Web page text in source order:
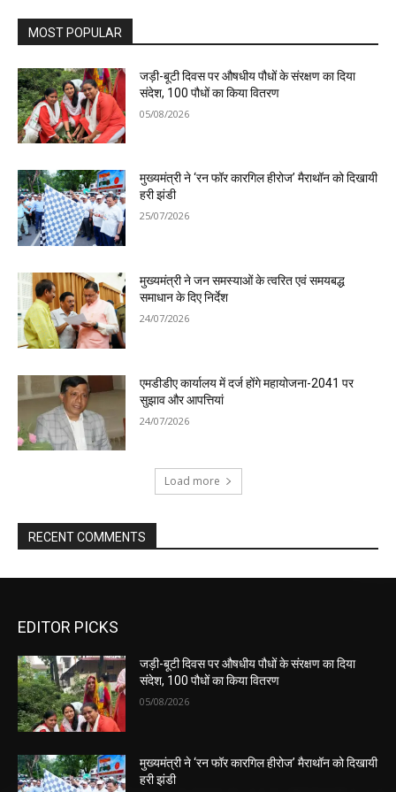
MOST POPULAR
जड़ी-बूटी दिवस पर औषधीय पौधों के संरक्षण का दिया
संदेश, 100 पौधों का किया वितरण
05/08/2026
मुख्यमंत्री ने ‘रन फॉर कारगिल हीरोज’ मैराथॉन को दिखायी
हरी झंडी
25/07/2026
मुख्यमंत्री ने जन समस्याओं के त्वरित एवं समयबद्ध
समाधान के दिए निर्देश
24/07/2026
एमडीडीए कार्यालय में दर्ज होंगे महायोजना-2041 पर
सुझाव और आपत्तियां
24/07/2026
Load more
RECENT COMMENTS
EDITOR PICKS
जड़ी-बूटी दिवस पर औषधीय पौधों के संरक्षण का दिया
संदेश, 100 पौधों का किया वितरण
05/08/2026
मुख्यमंत्री ने ‘रन फॉर कारगिल हीरोज’ मैराथॉन को दिखायी
हरी झंडी